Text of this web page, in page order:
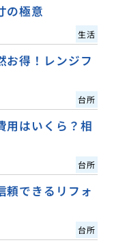
の極意
生活
お得！レンジフ
台所
用はいくら？相
台所
頼できるリフォ
台所